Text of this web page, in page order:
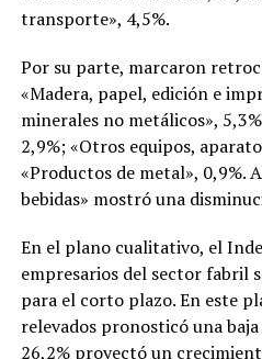
transporte», 4,5%.
Por su parte, marcaron
«Madera, papel, edición e
minerales no metálicos»,
2,9%; «Otros equipos,
«Productos de metal», 0,9%.
bebidas» mostró una
En el plano cualitativo, el
empresarios del sector fabril
para el corto plazo. En este
relevados pronosticó una
26,2% proyectó un